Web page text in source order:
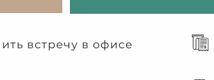
встречу в офисе